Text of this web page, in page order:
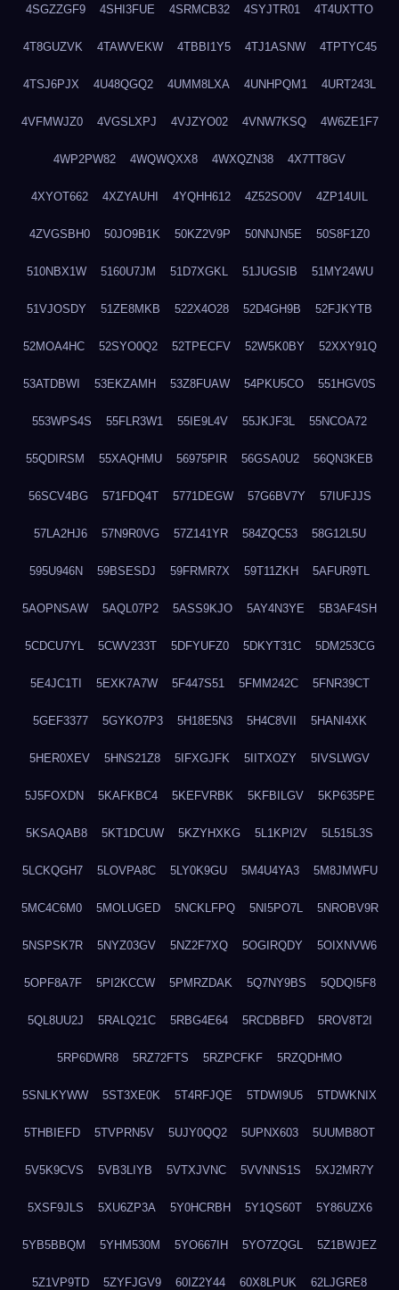
4SGZZGF9 4SHI3FUE 4SRMCB32 4SYJTR01 4T4UXTTO
4T8GUZVK 4TAWVEKW 4TBBI1Y5 4TJ1ASNW 4TPTYC45
4TSJ6PJX 4U48QGQ2 4UMM8LXA 4UNHPQM1 4URT243L
4VFMWJZ0 4VGSLXPJ 4VJZYO02 4VNW7KSQ 4W6ZE1F7
4WP2PW82 4WQWQXX8 4WXQZN38 4X7TT8GV
4XYOT662 4XZYAUHI 4YQHH612 4Z52SO0V 4ZP14UIL
4ZVGSBH0 50JO9B1K 50KZ2V9P 50NNJN5E 50S8F1Z0
510NBX1W 5160U7JM 51D7XGKL 51JUGSIB 51MY24WU
51VJOSDY 51ZE8MKB 522X4O28 52D4GH9B 52FJKYTB
52MOA4HC 52SYO0Q2 52TPECFV 52W5K0BY 52XXY91Q
53ATDBWI 53EKZAMH 53Z8FUAW 54PKU5CO 551HGV0S
553WPS4S 55FLR3W1 55IE9L4V 55JKJF3L 55NCOA72
55QDIRSM 55XAQHMU 56975PIR 56GSA0U2 56QN3KEB
56SCV4BG 571FDQ4T 5771DEGW 57G6BV7Y 57IUFJJS
57LA2HJ6 57N9R0VG 57Z141YR 584ZQC53 58G12L5U
595U946N 59BSESDJ 59FRMR7X 59T11ZKH 5AFUR9TL
5AOPNSAW 5AQL07P2 5ASS9KJO 5AY4N3YE 5B3AF4SH
5CDCU7YL 5CWV233T 5DFYUFZ0 5DKYT31C 5DM253CG
5E4JC1TI 5EXK7A7W 5F447S51 5FMM242C 5FNR39CT
5GEF3377 5GYKO7P3 5H18E5N3 5H4C8VII 5HANI4XK
5HER0XEV 5HNS21Z8 5IFXGJFK 5IITXOZY 5IVSLWGV
5J5FOXDN 5KAFKBC4 5KEFVRBK 5KFBILGV 5KP635PE
5KSAQAB8 5KT1DCUW 5KZYHXKG 5L1KPI2V 5L515L3S
5LCKQGH7 5LOVPA8C 5LY0K9GU 5M4U4YA3 5M8JMWFU
5MC4C6M0 5MOLUGED 5NCKLFPQ 5NI5PO7L 5NROBV9R
5NSPSK7R 5NYZ03GV 5NZ2F7XQ 5OGIRQDY 5OIXNVW6
5OPF8A7F 5PI2KCCW 5PMRZDAK 5Q7NY9BS 5QDQI5F8
5QL8UU2J 5RALQ21C 5RBG4E64 5RCDBBFD 5ROV8T2I
5RP6DWR8 5RZ72FTS 5RZPCFKF 5RZQDHMO
5SNLKYWW 5ST3XE0K 5T4RFJQE 5TDWI9U5 5TDWKNIX
5THBIEFD 5TVPRN5V 5UJY0QQ2 5UPNX603 5UUMB8OT
5V5K9CVS 5VB3LIYB 5VTXJVNC 5VVNNS1S 5XJ2MR7Y
5XSF9JLS 5XU6ZP3A 5Y0HCRBH 5Y1QS60T 5Y86UZX6
5YB5BBQM 5YHM530M 5YO667IH 5YO7ZQGL 5Z1BWJEZ
5Z1VP9TD 5ZYFJGV9 60IZ2Y44 60X8LPUK 62LJGRE8